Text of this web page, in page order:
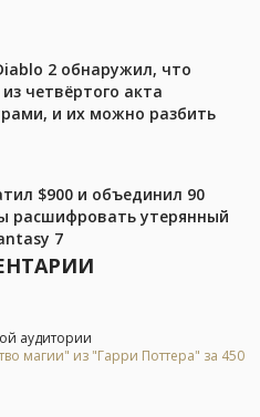
2 обнаружил, что
четвёртого акта
и их можно разбить
$900 и объединил 90
расшифровать утерянный
7
аудитории
магии" из "Гарри Поттера" за 450